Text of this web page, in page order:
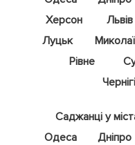
Херсон
Львів
Луцьк
Рівне
Саджанці у
Одеса
Дніпро